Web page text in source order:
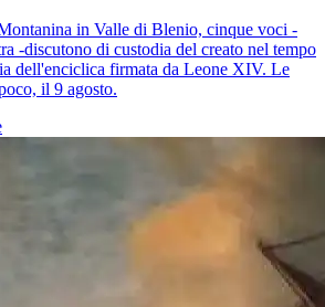
in Valle di Blenio, cinque voci -
-discutono di custodia del creato nel tempo
dell'enciclica firmata da Leone XIV. Le
il 9 agosto.